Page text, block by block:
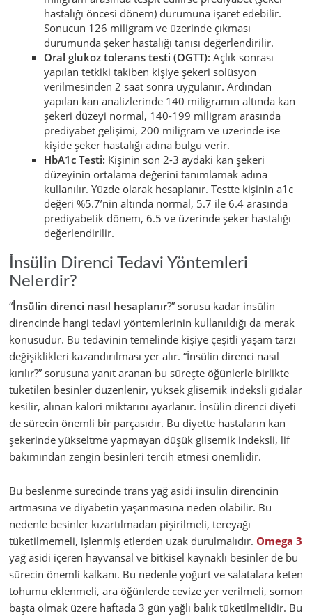
hastalığı öncesi dönem) durumuna işaret edebilir.
Sonucun 126 miligram ve üzerinde çıkması
durumunda şeker hastalığı tanısı değerlendirilir.
Oral glukoz tolerans testi (OGTT): Açlık sonrası
yapılan tetkiki takiben kişiye şekeri solüsyon
verilmesinden 2 saat sonra uygulanır. Ardından
yapılan kan analizlerinde 140 miligramın altında kan
şekeri düzeyi normal, 140-199 miligram arasında
prediyabet gelişimi, 200 miligram ve üzerinde ise
kişide şeker hastalığı adına bulgu verir.
HbA1c Testi: Kişinin son 2-3 aydaki kan şekeri
düzeyinin ortalama değerini tanımlamak adına
kullanılır. Yüzde olarak hesaplanır. Testte kişinin a1c
değeri %5.7’nin altında normal, 5.7 ile 6.4 arasında
prediyabetik dönem, 6.5 ve üzerinde şeker hastalığı
değerlendirilir.
İnsülin Direnci Tedavi Yöntemleri
Nelerdir?
“İnsülin direnci nasıl hesaplanır?” sorusu kadar insülin
direncinde hangi tedavi yöntemlerinin kullanıldığı da merak
konusudur. Bu tedavinin temelinde kişiye çeşitli yaşam tarzı
değişiklikleri kazandırılması yer alır. “İnsülin direnci nasıl
kırılır?” sorusuna yanıt aranan bu süreçte öğünlerle birlikte
tüketilen besinler düzenlenir, yüksek glisemik indeksli gıdalar
kesilir, alınan kalori miktarını ayarlanır. İnsülin direnci diyeti
de sürecin önemli bir parçasıdır. Bu diyette hastaların kan
şekerinde yükseltme yapmayan düşük glisemik indeksli, lif
bakımından zengin besinleri tercih etmesi önemlidir.
Bu beslenme sürecinde trans yağ asidi insülin direncinin
artmasına ve diyabetin yaşanmasına neden olabilir. Bu
nedenle besinler kızartılmadan pişirilmeli, tereyağı
tüketilmemeli, işlenmiş etlerden uzak durulmalıdır. Omega 3
yağ asidi içeren hayvansal ve bitkisel kaynaklı besinler de bu
sürecin önemli kalkanı. Bu nedenle yoğurt ve salatalara keten
tohumu eklenmeli, ara öğünlerde cevize yer verilmeli, somon
başta olmak üzere haftada 3 gün yağlı balık tüketilmelidir. Bu